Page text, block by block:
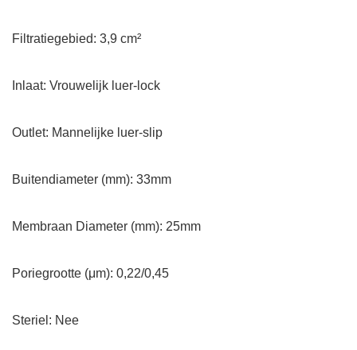
Filtratiegebied: 3,9 cm²
Inlaat: Vrouwelijk luer-lock
Outlet: Mannelijke luer-slip
Buitendiameter (mm): 33mm
Membraan Diameter (mm): 25mm
Poriegrootte (μm): 0,22/0,45
Steriel: Nee